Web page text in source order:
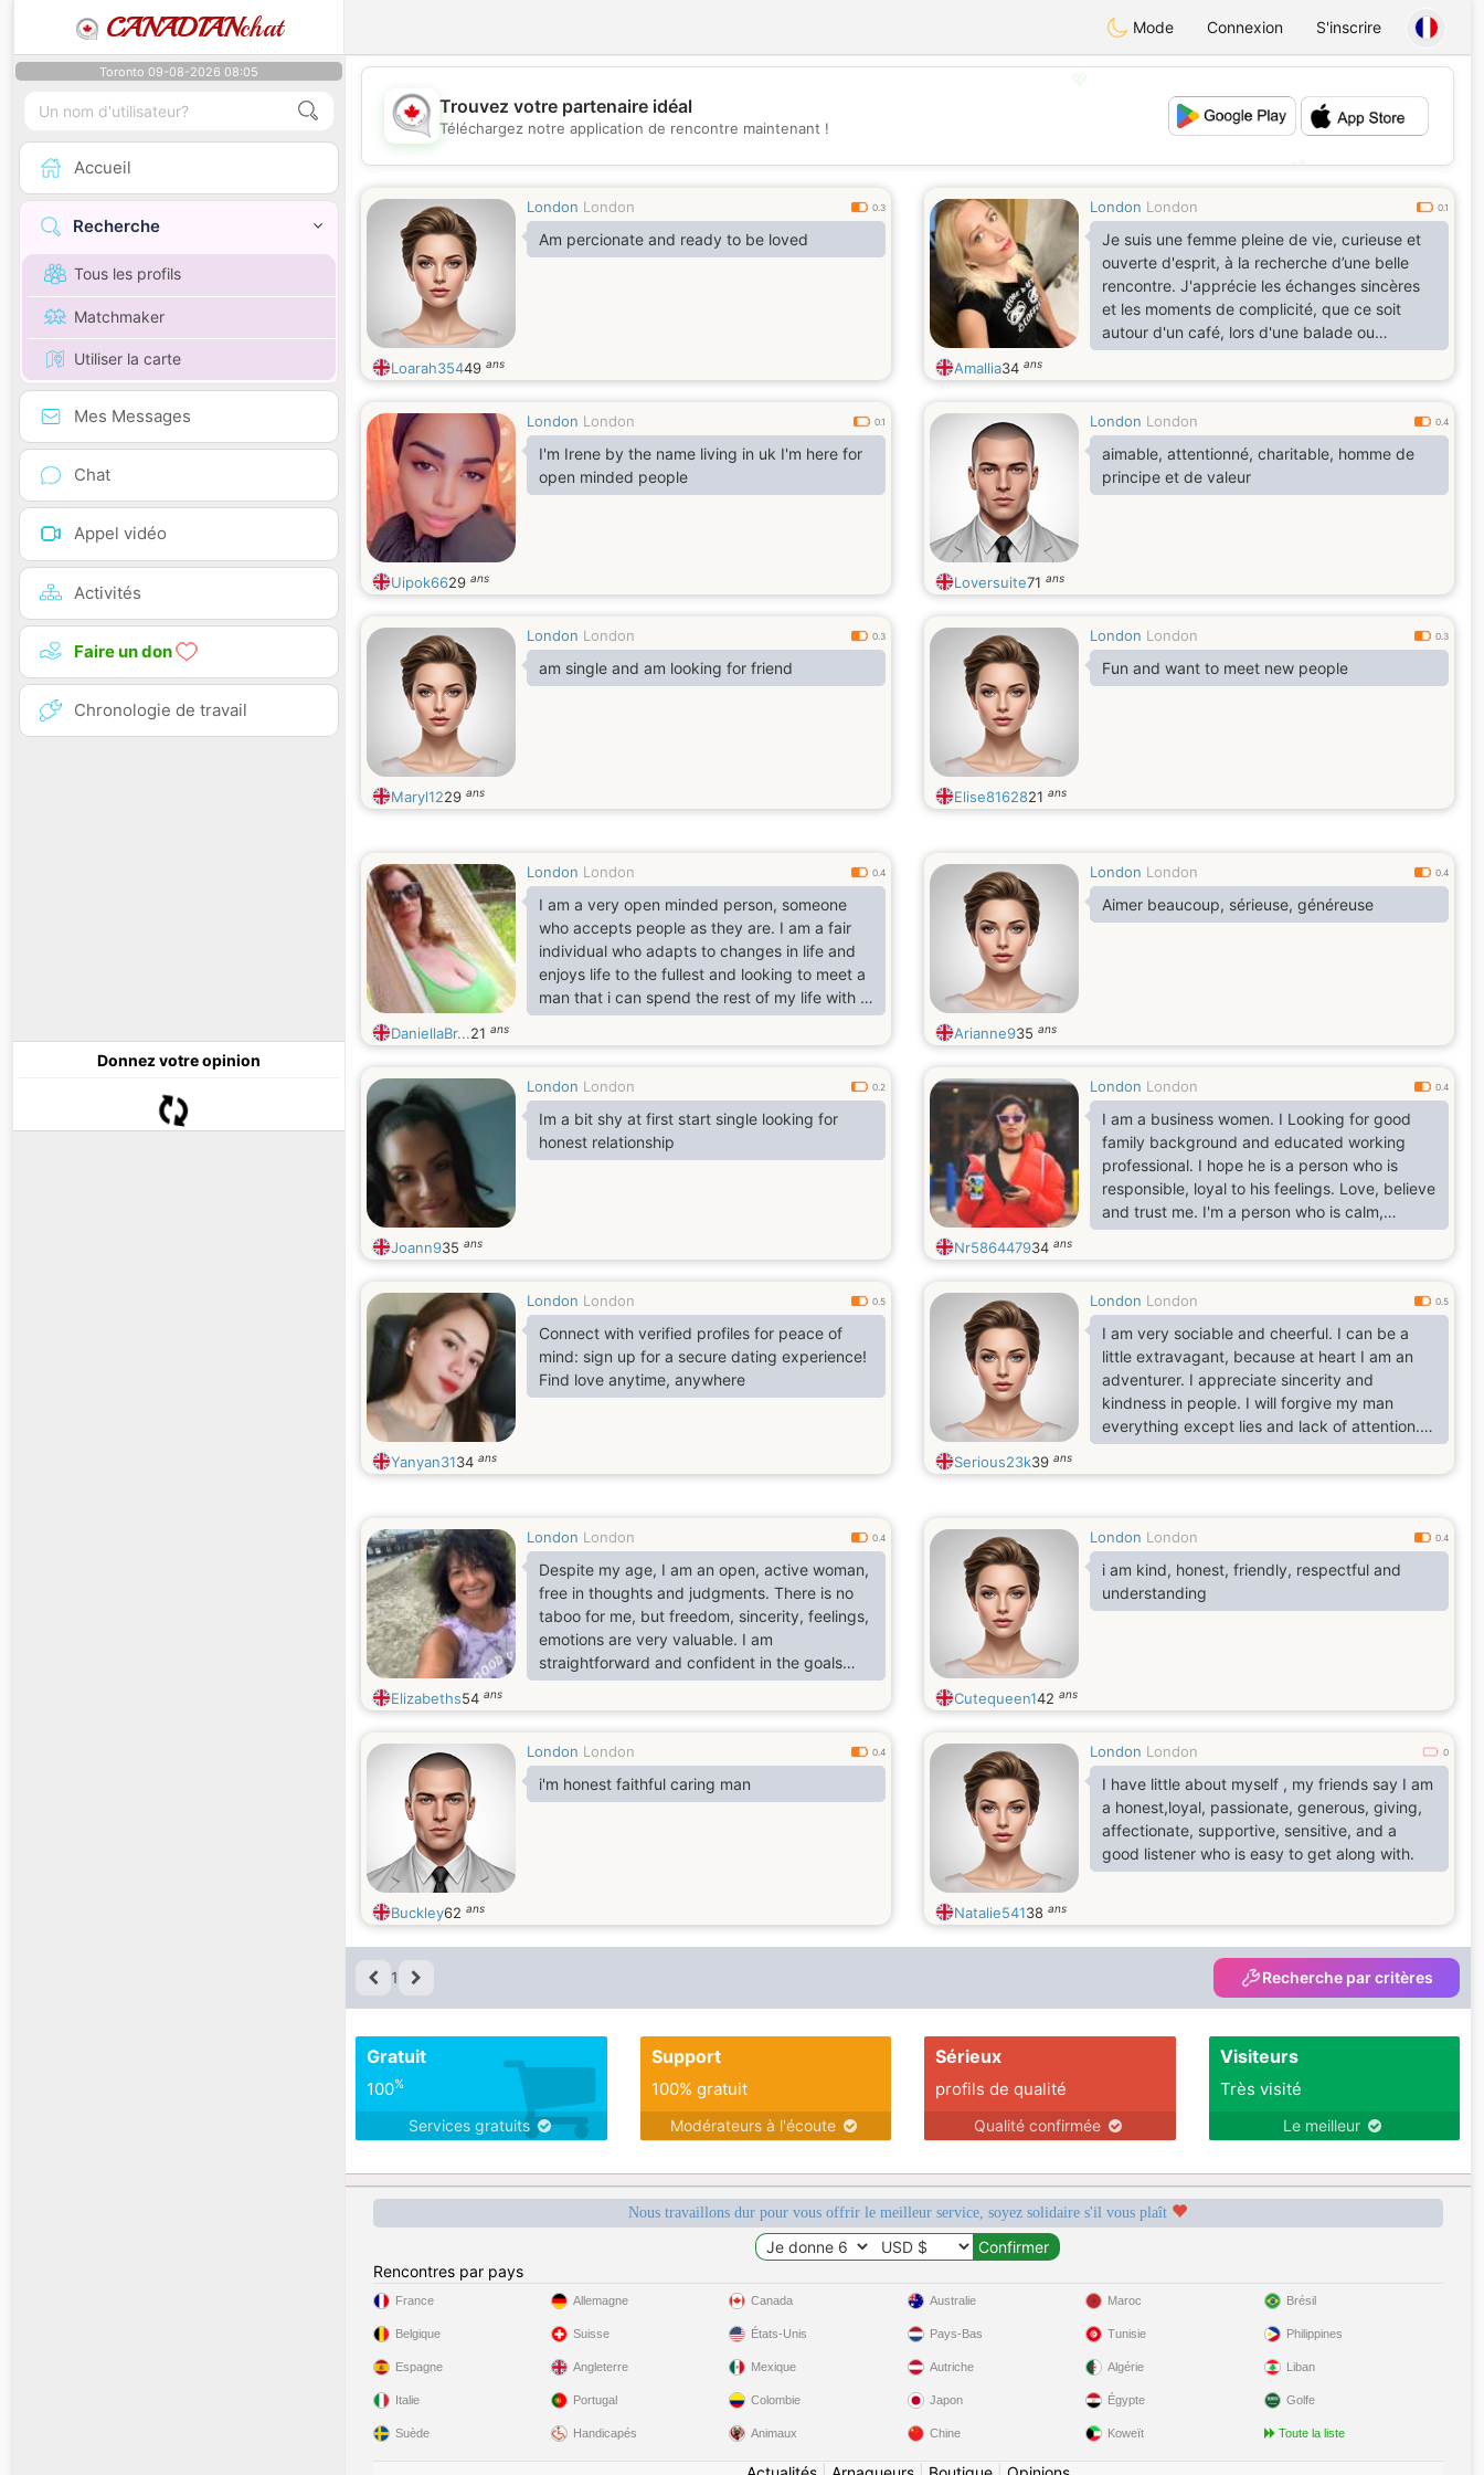
CANADIANchat Mode Connexion S'inscrire
Toronto 09-08-2026 08:05
Accueil
Recherche
Tous les profils
Matchmaker
Utiliser la carte
Mes Messages
Chat
Appel vidéo
Activités
Faire un don
Chronologie de travail
Donnez votre opinion
💕
Trouvez votre partenaire idéal
Téléchargez notre application de rencontre maintenant !
London London 0.3
Am percionate and ready to be loved
Loarah35449 ans
London London 0.1
Je suis une femme pleine de vie, curieuse et
ouverte d'esprit, à la recherche d’une belle
rencontre. J'apprécie les échanges sincères
et les moments de complicité, que ce soit
autour d'un café, lors d'une balade ou
simplement en partageant nos passions.
Passionnée de voyages, j’aime découvrir de
petits plaisirs du quotidien. Je recherche un
homme attentionné, respectueux et prêt à
construire une relation basée sur la confiance
et la complicité.
Amallia34 ans
London London 0.1
I'm Irene by the name living in uk I'm here for
open minded people
Uipok6629 ans
London London 0.4
aimable, attentionné, charitable, homme de
principe et de valeur
Loversuite71 ans
London London 0.3
am single and am looking for friend
Maryl1229 ans
London London 0.3
Fun and want to meet new people
Elise8162821 ans
London London 0.4
I am a very open minded person, someone
who accepts people as they are. I am a fair
individual who adapts to changes in life and
enjoys life to the fullest and looking to meet a
man that i can spend the rest of my life with in
good times and in bad times as well
DaniellaBr...21 ans
London London 0.4
Aimer beaucoup, sérieuse, généreuse
Arianne935 ans
London London 0.2
Im a bit shy at first start single looking for
honest relationship
Joann935 ans
London London 0.4
I am a business women. I Looking for good
family background and educated working
professional. I hope he is a person who is
responsible, loyal to his feelings. Love, believe
and trust me. I'm a person who is calm,
motivate and independence. I love traveling
to explore my new world.
Nr586447934 ans
London London 0.5
Connect with verified profiles for peace of
mind: sign up for a secure dating experience!
Find love anytime, anywhere
Yanyan3134 ans
London London 0.5
I am very sociable and cheerful. I can be a
little extravagant, because at heart I am an
adventurer. I appreciate sincerity and
kindness in people. I will forgive my man
everything except lies and lack of attention. I
always remain myself. So, take me as I am, or
watch me as I go.
Serious23k39 ans
London London 0.4
Despite my age, I am an open, active woman,
free in thoughts and judgments. There is no
taboo for me, but freedom, sincerity, feelings,
emotions are very valuable. I am
straightforward and confident in the goals
that I set myself
Elizabeths54 ans
London London 0.4
i am kind, honest, friendly, respectful and
understanding
Cutequeen142 ans
London London 0.4
i'm honest faithful caring man
Buckley62 ans
London London 0
I have little about myself , my friends say I am
a honest,loyal, passionate, generous, giving,
affectionate, supportive, sensitive, and a
good listener who is easy to get along with.
Natalie54138 ans
1 Recherche par critères
Gratuit
100%
Services gratuits
Support
100% gratuit
Modérateurs à l'écoute
Sérieux
profils de qualité
Qualité confirmée
Visiteurs
Très visité
Le meilleur
Nous travaillons dur pour vous offrir le meilleur service, soyez solidaire s'il vous plaît
Rencontres par pays
France
Belgique
Espagne
Italie
Suède
Allemagne
Suisse
Angleterre
Portugal
Handicapés
Canada
États-Unis
Mexique
Colombie
Animaux
Australie
Pays-Bas
Autriche
Japon
Chine
Maroc
Tunisie
Algérie
Égypte
Koweït
Brésil
Philippines
Liban
Golfe
Toute la liste